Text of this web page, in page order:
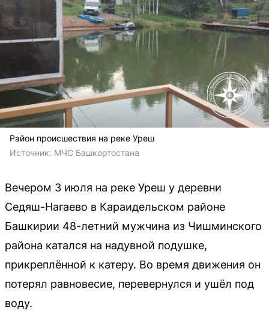
Район происшествия на реке Уреш
Источник: МЧС Башкортостана
Вечером 3 июля на реке Уреш у деревни
Седяш-Нагаево в Караидельском районе
Башкирии 48-летний мужчина из Чишминского
района катался на надувной подушке,
прикреплённой к катеру. Во время движения он
потерял равновесие, перевернулся и ушёл под
воду.